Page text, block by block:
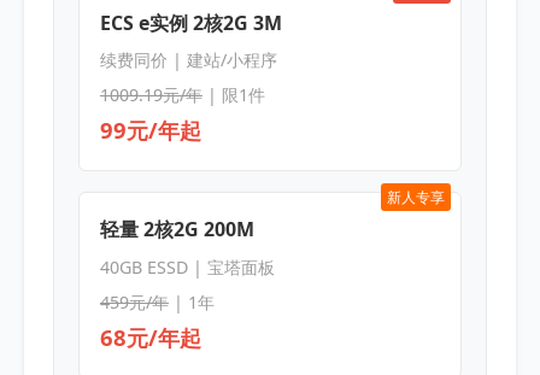
ECS e实例 2核2G 3M
续费同价 | 建站/小程序
1009.19元/年| 限1件
99元/年起
新人专享
轻量 2核2G 200M
40GB ESSD | 宝塔面板
459元/年| 1年
68元/年起